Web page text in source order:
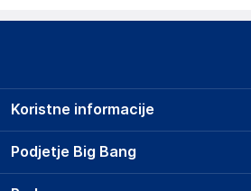
Podatki o proizvajalcu
Wielganizator
Poland
Podjetje Big Bang
O podjetju
Koristne informacije
Prodajna mesta